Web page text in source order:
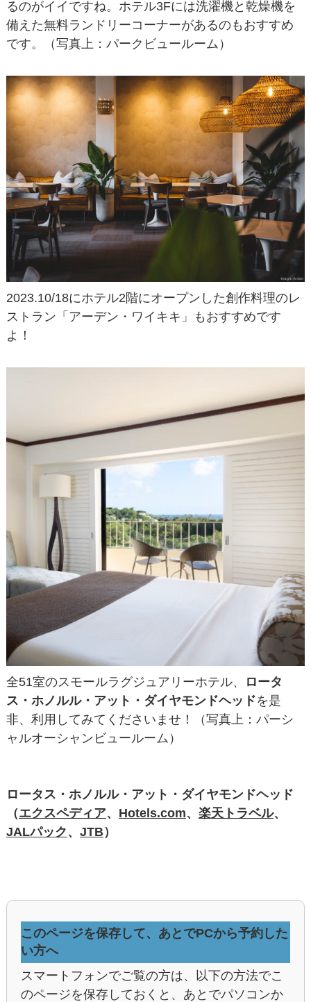
るのがイイですね。ホテル3Fには洗濯機と乾燥機を
備えた無料ランドリーコーナーがあるのもおすすめ
です。（写真上：パークビュールーム）
2023.10/18にホテル2階にオープンした創作料理のレ
ストラン「アーデン・ワイキキ」もおすすめです
よ！
全51室のスモールラグジュアリーホテル、
ロータ
ス・ホノルル・アット・ダイヤモンドヘッドを是
非、利用してみてくださいませ！（写真上：パーシ
ャルオーシャンビュールーム）
ロータス・ホノルル・アット・ダイヤモンドヘッド
（エクスペディア、 Hotels.com、 楽天トラベル、
JALパック 、 JTB）
このページを保存して、あとでPCから予約した
い方へ
スマートフォンでご覧の方は、以下の方法でこ
のページを保存しておくと、あとでパソコンか